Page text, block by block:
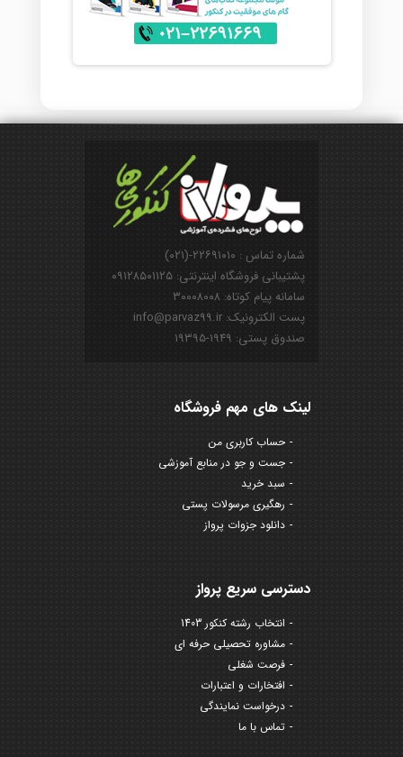
شماره تماس : ۲۲۶۹۱۰۱۰-(۰۲۱)
پشتیبانی فروشگاه اینترنتی: ۰۹۱۲۸۵۰۱۱۲۵
سامانه پیام کوتاه: ۳۰۰۰۸۰۰۸
پست الکترونیک: info@parvaz99.ir
صندوق پستی: ۱۹۴۹-۱۹۳۹۵
لینک های مهم فروشگاه
حساب کاربری من
جست و جو در منابع آموزشی
سبد خرید
رهگیری مرسولات پستی
دانلود جزوات پرواز
دسترسی سریع پرواز
انتخاب رشته کنکور 1403
مشاوره تحصیلی حرفه ای
فرصت شغلی
افتخارات و اعتبارات
درخواست نمایندگی
تماس با ما